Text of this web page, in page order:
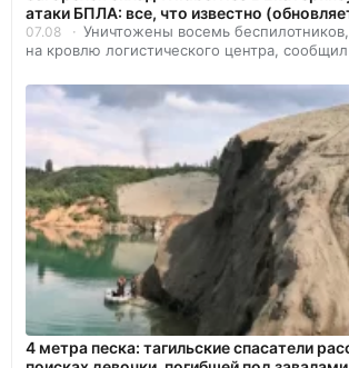
атаки БПЛА: все, что известно
07.08
Уничтожены восемь
на кровлю логистического центра,
4 метра песка: тагильские спасатели